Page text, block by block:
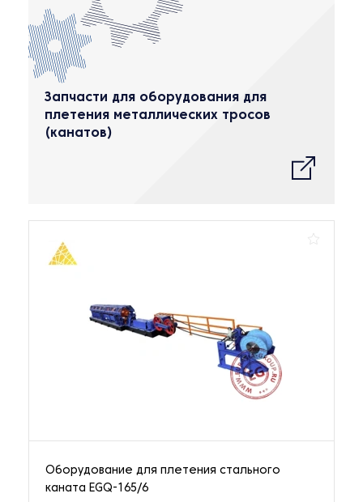
Запчасти для оборудования для
плетения металлических тросов
(канатов)
Оборудование для плетения стального
каната EGQ-165/6